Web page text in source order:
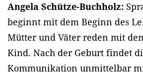
Angela Schütze-Buchholz:
beginnt mit dem Beginn des
Mütter und Väter reden mit
Kind. Nach der Geburt findet
Kommunikation unmittelbar